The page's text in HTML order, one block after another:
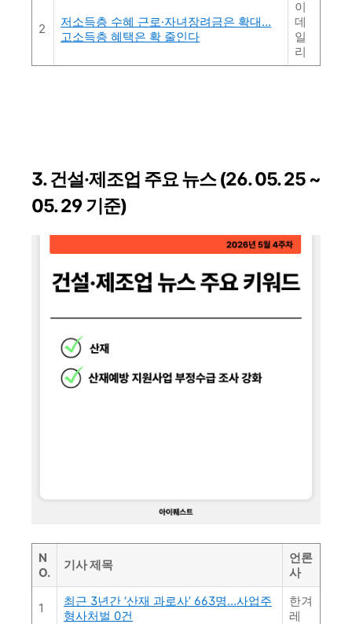
2
저소득층 수혜 근로·자녀장려금은 확대…
고소득층 혜택은 확 줄인다
이
데
일
리
3. 건설·제조업 주요 뉴스 (26. 05. 25 ~
05. 29 기준)
N
O.
기사 제목
언론
사
1
최근 3년간 ‘산재 과로사’ 663명…사업주
형사처벌 0건
한겨
레